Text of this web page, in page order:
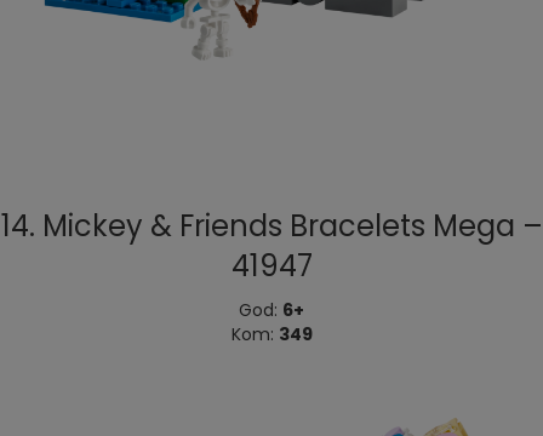
14. Mickey & Friends Bracelets Mega –
41947
God: 6+
Kom: 349